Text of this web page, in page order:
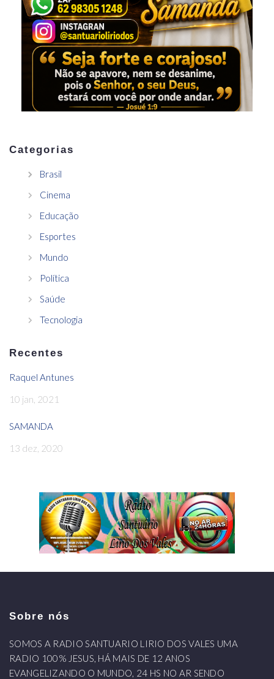
Categorias
Brasil
Cinema
Educação
Esportes
Mundo
Política
Saúde
Tecnologia
Recentes
Raquel Antunes
10 jan, 2021
SAMANDA
13 dez, 2020
Sobre nós
SOMOS A RADIO SANTUARIO LIRIO DOS VALES UMA
RADIO 100% JESUS, HÁ MAIS DE 12 ANOS
EVANGELIZANDO O MUNDO, 24 HS NO AR SENDO